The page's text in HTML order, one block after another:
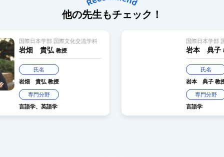
他の先生もチェック！
文化交流学科
国際日本学部 国際文化交流学科